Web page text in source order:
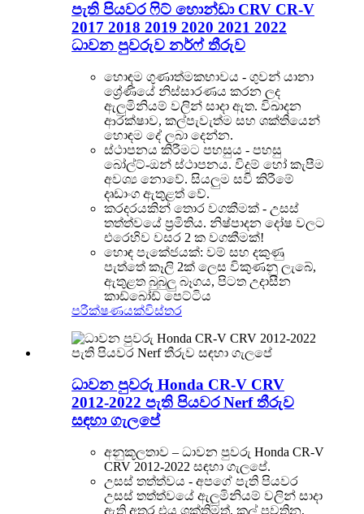
පැති පියවර ෆිට් හොන්ඩා CRV CR-V
2017 2018 2019 2020 2021 2022
ධාවන පුවරුව නර්ෆ් තීරුව
හොඳම ගුණාත්මකභාවය - ගුවන් යානා
ශ්‍රේණියේ නිස්සාරණය කරන ලද
ඇලුමිනියම් වලින් සාදා ඇත. විඛාදන
ආරක්ෂාව, කල්පැවැත්ම සහ ශක්තියෙන්
හොඳම දේ ලබා දෙන්න.
ස්ථාපනය කිරීමට පහසුය - පහසු
බෝල්ට්-ඔන් ස්ථාපනය. විදුම් හෝ කැපීම
අවශ්‍ය නොවේ. සියලුම සවි කිරීමේ
දෘඩාංග ඇතුළත් වේ.
කරදරයකින් තොර වගකීමක් - උසස්
තත්ත්වයේ ප්‍රමිතිය. නිෂ්පාදන දෝෂ වලට
එරෙහිව වසර 2 ක වගකීමක්!
හොඳ පැකේජයක්: වම් සහ දකුණු
පැත්තේ කෑලි 2ක් ලෙස විකුණනු ලැබේ,
ඇතුළත බුබුලු බෑගය, පිටත උදාසීන
කාඩ්බෝඩ් පෙට්ටිය
පරීක්ෂණයක්විස්තර
ධාවන පුවරු Honda CR-V CRV
2012-2022 පැති පියවර Nerf තීරුව
සඳහා ගැලපේ
අනුකූලතාව – ධාවන පුවරු Honda CR-V
CRV 2012-2022 සඳහා ගැලපේ.
උසස් තත්ත්වය - අපගේ පැති පියවර
උසස් තත්ත්වයේ ඇලුමිනියම් වලින් සාදා
ඇති අතර එය ශක්තිමත්, කල් පවතින,